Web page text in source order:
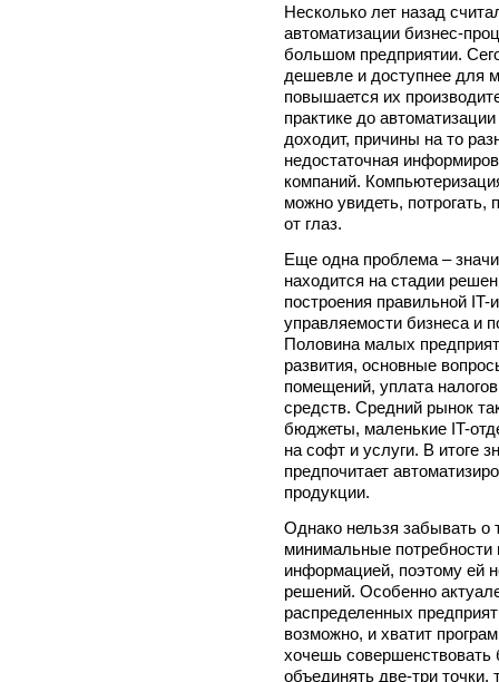
Несколько лет назад
автоматизации бизнес-
большом предприятии.
дешевле и доступнее для
повышается их
практике до
доходит, причины на то
недостаточная
компаний.
можно увидеть, потрогать,
от глаз.
Еще одна проблема –
находится на стадии
построения правильной
управляемости бизнеса и
Половина малых
развития, основные
помещений, уплата
средств. Средний рынок
бюджеты, маленькие IT-
на софт и услуги. В итоге
предпочитает
продукции.
Однако нельзя забывать о
минимальные
информацией, поэтому ей
решений. Особенно
распределенных
возможно, и хватит
хочешь совершенствовать
объединять две-три точки,